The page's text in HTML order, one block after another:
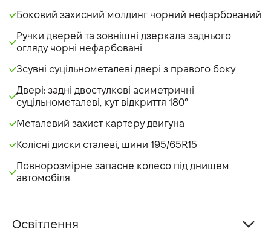
Боковий захисний молдинг чорний нефарбований
Ручки дверей та зовнішні дзеркала заднього
огляду чорні нефарбовані
Зсувні суцільнометалеві двері з правого боку
Двері: задні двостулкові асиметричні
суцільнометалеві, кут відкриття 180°
Металевий захист картеру двигуна
Колісні диски сталеві, шини 195/65R15
Повнорозмірне запасне колесо під днищем
автомобіля
Освітлення